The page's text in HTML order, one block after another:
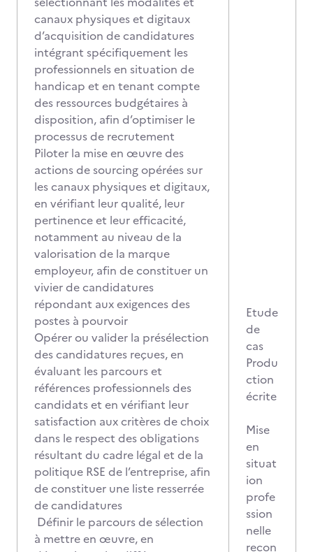
canaux physiques et digitaux
d’acquisition de candidatures
intégrant spécifiquement les
professionnels en situation de
handicap et en tenant compte
des ressources budgétaires à
disposition, afin d’optimiser le
processus de recrutement
Piloter la mise en œuvre des
actions de sourcing opérées sur
les canaux physiques et digitaux,
en vérifiant leur qualité, leur
pertinence et leur efficacité,
notamment au niveau de la
valorisation de la marque
employeur, afin de constituer un
vivier de candidatures
répondant aux exigences des
postes à pourvoir
Opérer ou valider la présélection
des candidatures reçues, en
évaluant les parcours et
références professionnels des
candidats et en vérifiant leur
satisfaction aux critères de choix
dans le respect des obligations
résultant du cadre légal et de la
politique RSE de l’entreprise, afin
de constituer une liste resserrée
de candidatures
Définir le parcours de sélection
à mettre en œuvre, en
Etude
de
cas
Produ
ction
écrite
Mise
en
situat
ion
profe
ssion
nelle
recon